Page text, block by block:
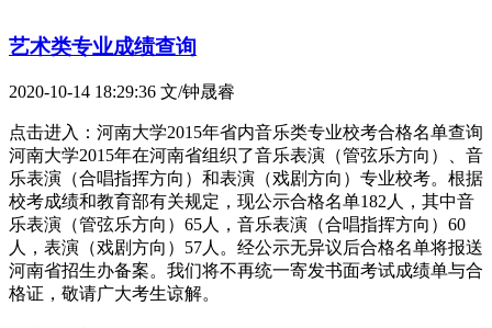
艺术类专业成绩查询
2020-10-14 18:29:36 文/钟晟睿
点击进入：河南大学2015年省内音乐类专业校考合格名单查询
河南大学2015年在河南省组织了音乐表演（管弦乐方向）、音
乐表演（合唱指挥方向）和表演（戏剧方向）专业校考。根据
校考成绩和教育部有关规定，现公示合格名单182人，其中音
乐表演（管弦乐方向）65人，音乐表演（合唱指挥方向）60
人，表演（戏剧方向）57人。经公示无异议后合格名单将报送
河南省招生办备案。我们将不再统一寄发书面考试成绩单与合
格证，敬请广大考生谅解。